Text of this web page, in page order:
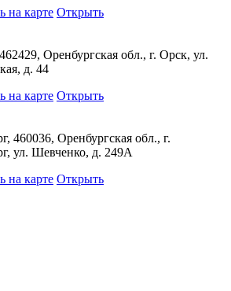
на карте Открыть
Оренбургская обл., г. Орск, ул.
д. 44
на карте Открыть
460036, Оренбургская обл., г.
ул. Шевченко, д. 249А
на карте Открыть